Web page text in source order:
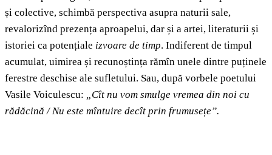
și colective, schimbă perspectiva asupra naturii sale,
revalorizînd prezența aproapelui, dar și a artei, literaturii și
istoriei ca potențiale izvoare de timp. Indiferent de timpul
acumulat, uimirea și recunoștința rămîn unele dintre puținele
ferestre deschise ale sufletului. Sau, după vorbele poetului
Vasile Voiculescu: „Cît nu vom smulge vremea din noi cu
rădăcină / Nu este mîntuire decît prin frumusețe”.